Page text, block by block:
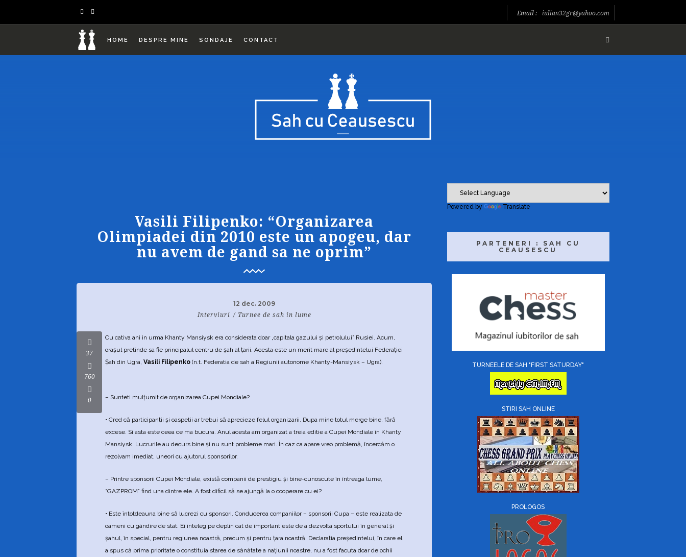
Email : iulian32gr@yahoo.com
HOME DESPRE MINE SONDAJE CONTACT
Vasili Filipenko: “Organizarea
Olimpiadei din 2010 este un apogeu, dar
nu avem de gand sa ne oprim”
12 dec. 2009
Interviuri Turnee de sah in lume
Cu cativa ani in urma Khanty Mansiysk era considerata doar „capitala gazului şi petrolului” Rusiei. Acum,
oraşul pretinde sa fie principalul centru de şah al ţarii. Acesta este un merit mare al preşedintelui Federaţiei
Şah din Ugra, Vasili Filipenko (n.t. Federatia de sah a Regiunii autonome Khanty-Mansiysk – Ugra).
– Sunteti mulţumit de organizarea Cupei Mondiale?
• Cred că participanţii şi oaspetii ar trebui să aprecieze felul organizarii. Dupa mine totul merge bine, fără
excese. Si asta este ceea ce ma bucura. Anul acesta am organizat a treia editie a Cupei Mondiale în Khanty
Mansiysk. Lucrurile au decurs bine şi nu sunt probleme mari. În caz ca apare vreo problemă, încercăm o
rezolvam imediat, uneori cu ajutorul sponsorilor.
– Printre sponsorii Cupei Mondiale, există companii de prestigiu şi bine-cunoscute în întreaga lume,
“GAZPROM” find una dintre ele. A fost dificil să se ajungă la o cooperare cu ei?
• Este întotdeauna bine să lucrezi cu sponsori. Conducerea companiilor – sponsorii Cupa – este realizata de
oameni cu gândire de stat. Ei inteleg pe deplin cat de important este de a dezvolta sportului în general şi
şahul, în special, pentru regiunea noastră, precum şi pentru ţara noastră. Declaraţia preşedintelui, în care el
a spus că prima prioritate o constituia starea de sănătate a naţiunii noastre, nu a fost facuta doar de ochii
37
760
0
Powered by Translate
PARTENERI : SAH CU
CEAUSESCU
TURNEELE DE SAH "FIRST SATURDAY"
STIRI SAH ONLINE
PROLOGOS